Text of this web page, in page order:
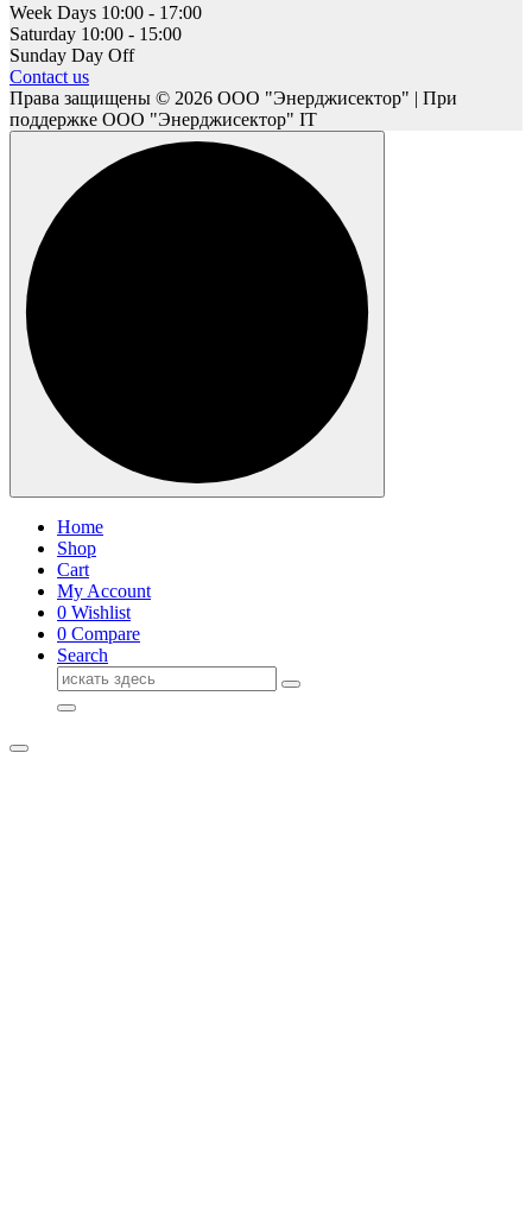
Week Days 10:00 - 17:00
Saturday 10:00 - 15:00
Sunday Day Off
Contact us
Права защищены © 2026 ООО "Энерджисектор" | При
поддержке ООО "Энерджисектор" IT
Home
Shop
Cart
My Account
0 Wishlist
0 Compare
Search
Поиск
для: